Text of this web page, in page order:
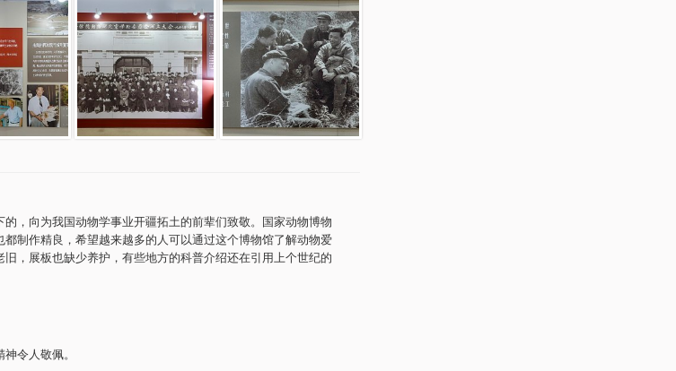
，向为我国动物学事业开疆拓土的前辈们致敬。国家动物博物
制作精良，希望越来越多的人可以通过这个博物馆了解动物爱
，展板也缺少养护，有些地方的科普介绍还在引用上个世纪的
令人敬佩。